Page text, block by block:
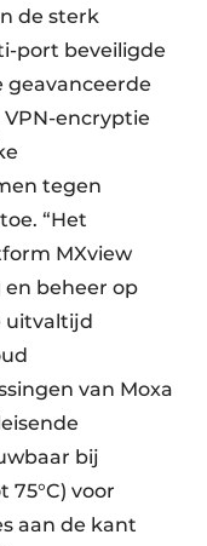
de sterk
port beveiligde
geavanceerde
encryptie
tegen
“Het
MXview
beheer op
uitvaltijd
van Moxa
bij
voor
aan de kant